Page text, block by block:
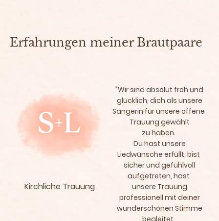
Erfahrungen meiner Brautpaare
Kirchliche Trauung
"Wir sind absolut froh und
glücklich, dich als unsere
Sängerin für unsere offene
Trauung gewählt
zu haben.
Du hast unsere
Liedwünsche erfüllt, bist
sicher und gefühlvoll
aufgetreten, hast
unsere Trauung
professionell mit deiner
wunderschönen Stimme